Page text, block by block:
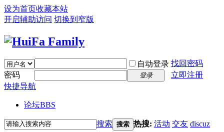
设为首页收藏本站
开启辅助访问 切换到窄版
自动登录 找回密码
密码
登录
立即注册
快捷导航
论坛BBS
搜索 搜索 热搜: 活动 交友 discuz